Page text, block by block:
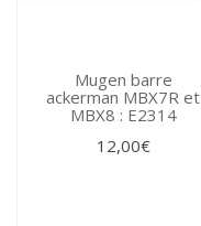
Mugen barre
ackerman MBX7R et
MBX8 : E2314
12,00€